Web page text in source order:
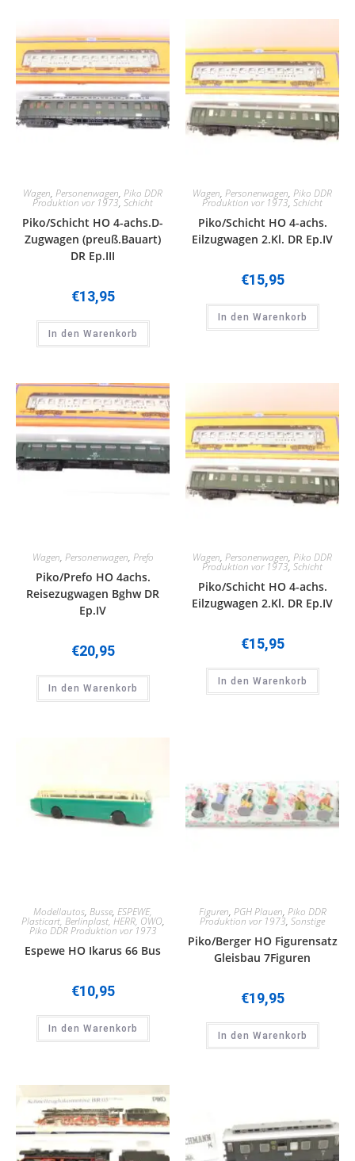
Wagen, Personenwagen, Piko DDR
Produktion vor 1973, Schicht
Piko/Schicht HO 4-achs.D-
Zugwagen (preuß.Bauart)
DR Ep.III
€13,95
In den Warenkorb
Wagen, Personenwagen, Piko DDR
Produktion vor 1973, Schicht
Piko/Schicht HO 4-achs.
Eilzugwagen 2.Kl. DR Ep.IV
€15,95
In den Warenkorb
Wagen, Personenwagen, Prefo
Piko/Prefo HO 4achs.
Reisezugwagen Bghw DR
Ep.IV
€20,95
In den Warenkorb
Wagen, Personenwagen, Piko DDR
Produktion vor 1973, Schicht
Piko/Schicht HO 4-achs.
Eilzugwagen 2.Kl. DR Ep.IV
€15,95
In den Warenkorb
Modellautos, Busse, ESPEWE,
Plasticart, Berlinplast, HERR, OWO,
Piko DDR Produktion vor 1973
Espewe HO Ikarus 66 Bus
€10,95
In den Warenkorb
Figuren, PGH Plauen, Piko DDR
Produktion vor 1973, Sonstige
Piko/Berger HO Figurensatz
Gleisbau 7Figuren
€19,95
In den Warenkorb